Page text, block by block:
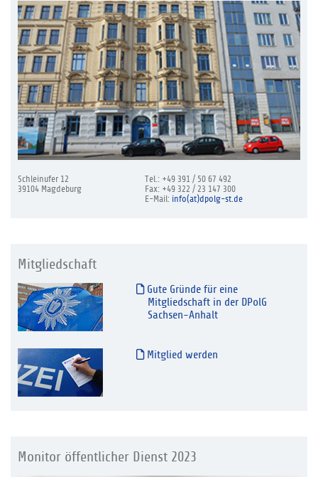
Schleinufer 12
39104 Magdeburg
Tel.: +49 391 / 50 67 492
Fax: +49 322 / 23 147 300
E-Mail: info(at)dpolg-st.de
Mitgliedschaft
Gute Gründe für eine
Mitgliedschaft in der DPolG
Sachsen-Anhalt
Mitglied werden
Monitor öffentlicher Dienst 2023